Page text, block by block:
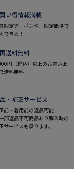
い得情報満載
限定クーポンや、限定価格で
できる！
送料無料
円（税込）以上のお買い上
送料無料
・補正サービス
前・着用前の返品可能
部返品不可商品あり購入時の
サービスも承ります。